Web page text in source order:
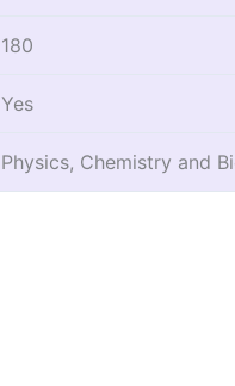
180
Yes
Physics, Chemistry and